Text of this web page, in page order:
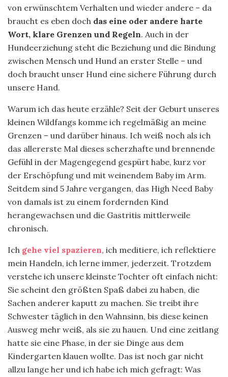
von erwünschtem Verhalten und wieder andere – da
braucht es eben doch das eine oder andere harte
Wort, klare Grenzen und Regeln. Auch in der
Hundeerziehung steht die Beziehung und die Bindung
zwischen Mensch und Hund an erster Stelle – und
doch braucht unser Hund eine sichere Führung durch
unsere Hand.
Warum ich das heute erzähle? Seit der Geburt unseres
kleinen Wildfangs komme ich regelmäßig an meine
Grenzen – und darüber hinaus. Ich weiß noch als ich
das allererste Mal dieses scherzhafte und brennende
Gefühl in der Magengegend gespürt habe, kurz vor
der Erschöpfung und mit weinendem Baby im Arm.
Seitdem sind 5 Jahre vergangen, das High Need Baby
von damals ist zu einem fordernden Kind
herangewachsen und die Gastritis mittlerweile
chronisch.
Ich gehe viel spazieren, ich meditiere, ich reflektiere
mein Handeln, ich lerne immer, jederzeit. Trotzdem
verstehe ich unsere kleinste Tochter oft einfach nicht:
Sie scheint den größten Spaß dabei zu haben, die
Sachen anderer kaputt zu machen. Sie treibt ihre
Schwester täglich in den Wahnsinn, bis diese keinen
Ausweg mehr weiß, als sie zu hauen. Und eine zeitlang
hatte sie eine Phase, in der sie Dinge aus dem
Kindergarten klauen wollte. Das ist noch gar nicht
allzu lange her und ich habe ich mich gefragt: Was